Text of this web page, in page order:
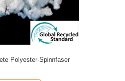
Polyester-Spinnfaser